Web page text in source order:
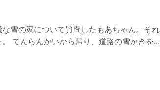
雪の家について質問したもあちゃん。それ
てんらんかいから帰り、道路の雪かきを...